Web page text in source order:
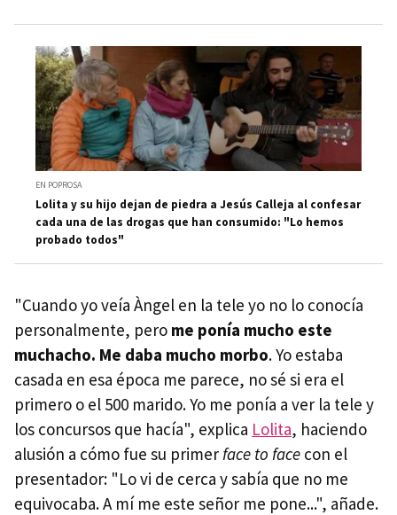
EN POPROSA
Lolita y su hijo dejan de piedra a Jesús Calleja al confesar
cada una de las drogas que han consumido: "Lo hemos
probado todos"
"Cuando yo veía Àngel en la tele yo no lo conocía
personalmente, pero me ponía mucho este
muchacho. Me daba mucho morbo. Yo estaba
casada en esa época me parece, no sé si era el
primero o el 500 marido. Yo me ponía a ver la tele y
los concursos que hacía", explica Lolita, haciendo
alusión a cómo fue su primer face to face con el
presentador: "Lo vi de cerca y sabía que no me
equivocaba. A mí me este señor me pone...", añade.